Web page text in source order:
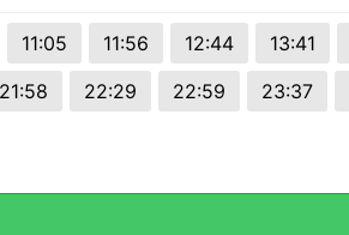
11:05 11:56 12:44 13:41
21:58 22:29 22:59 23:37